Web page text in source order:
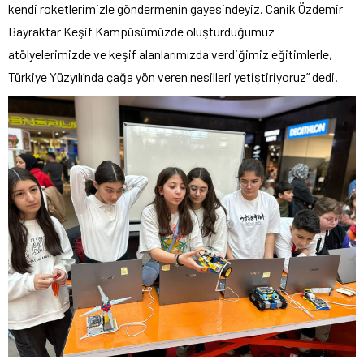
kendi roketlerimizle göndermenin gayesindeyiz. Canik Özdemir
Bayraktar Keşif Kampüsümüzde oluşturduğumuz
atölyelerimizde ve keşif alanlarımızda verdiğimiz eğitimlerle,
Türkiye Yüzyılı’nda çağa yön veren nesilleri yetiştiriyoruz” dedi.